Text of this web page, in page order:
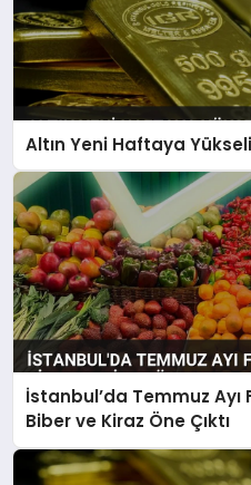
Altın Yeni Haftaya
İstanbul’da Temmuz
Biber ve Kiraz Öne Çıktı